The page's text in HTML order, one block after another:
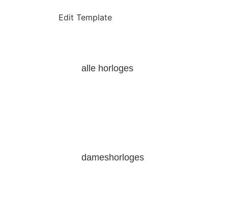
Edit Template
alle horloges
dameshorloges